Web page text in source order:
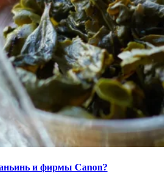
и фирмы Canon?